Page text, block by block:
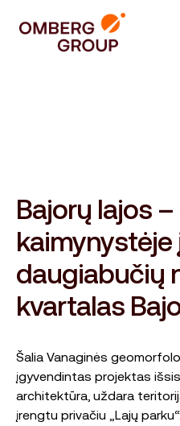
Bajorų lajos
kaimynystėje
daugiabučių
kvartalas
Šalia Vanaginės
įgyvendintas projektas
architektūra, uždara
įrengtu privačiu „Lajų